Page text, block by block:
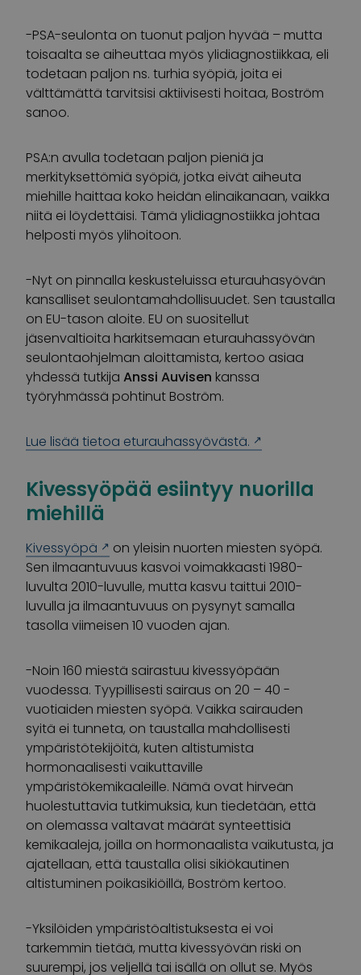
-PSA-seulonta on tuonut paljon hyvää – mutta
toisaalta se aiheuttaa myös ylidiagnostiikkaa, eli
todetaan paljon ns. turhia syöpiä, joita ei
välttämättä tarvitsisi aktiivisesti hoitaa, Boström
sanoo.
PSA:n avulla todetaan paljon pieniä ja
merkityksettömiä syöpiä, jotka eivät aiheuta
miehille haittaa koko heidän elinaikanaan, vaikka
niitä ei löydettäisi. Tämä ylidiagnostiikka johtaa
helposti myös ylihoitoon.
-Nyt on pinnalla keskusteluissa eturauhasyövän
kansalliset seulontamahdollisuudet. Sen taustalla
on EU-tason aloite. EU on suositellut
jäsenvaltioita harkitsemaan eturauhassyövän
seulontaohjelman aloittamista, kertoo asiaa
yhdessä tutkija Anssi Auvisen kanssa
työryhmässä pohtinut Boström.
Lue lisää tietoa eturauhassyövästä.
Kivessyöpää esiintyy nuorilla
miehillä
Kivessyöpä
on yleisin nuorten miesten syöpä.
Sen ilmaantuvuus kasvoi voimakkaasti 1980-
luvulta 2010-luvulle, mutta kasvu taittui 2010-
luvulla ja ilmaantuvuus on pysynyt samalla
tasolla viimeisen 10 vuoden ajan.
-Noin 160 miestä sairastuu kivessyöpään
vuodessa. Tyypillisesti sairaus on 20 – 40 -
vuotiaiden miesten syöpä. Vaikka sairauden
syitä ei tunneta, on taustalla mahdollisesti
ympäristötekijöitä, kuten altistumista
hormonaalisesti vaikuttaville
ympäristökemikaaleille. Nämä ovat hirveän
huolestuttavia tutkimuksia, kun tiedetään, että
on olemassa valtavat määrät synteettisiä
kemikaaleja, joilla on hormonaalista vaikutusta, ja
ajatellaan, että taustalla olisi sikiökautinen
altistuminen poikasikiöillä, Boström kertoo.
-Yksilöiden ympäristöaltistuksesta ei voi
tarkemmin tietää, mutta kivessyövän riski on
suurempi, jos veljellä tai isällä on ollut se. Myös